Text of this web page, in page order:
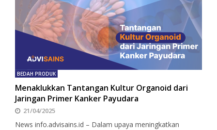
BEDAH PRODUK
Menaklukkan Tantangan Kultur Organoid dari
Jaringan Primer Kanker Payudara
21/04/2025
News info.advisains.id – Dalam upaya meningkatkan